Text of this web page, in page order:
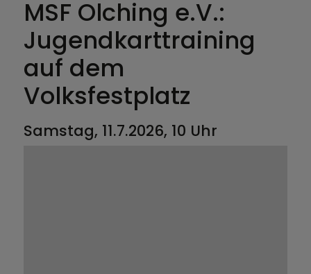
MSF Olching e.V.:
Jugendkarttraining
auf dem
Volksfestplatz
Samstag, 11.7.2026, 10 Uhr